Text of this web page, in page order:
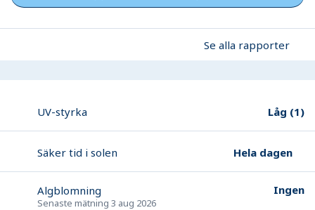
Se alla rapporter
UV-styrka Låg (1)
Säker tid i solen Hela dagen
Algblomning
Senaste mätning 3 aug 2026
Ingen